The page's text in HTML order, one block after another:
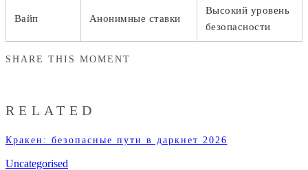
Вайп Анонимные ставки
Высокий уровень
безопасности
SHARE THIS MOMENT
RELATED
Кракен: безопасные пути в даркнет 2026
Uncategorised